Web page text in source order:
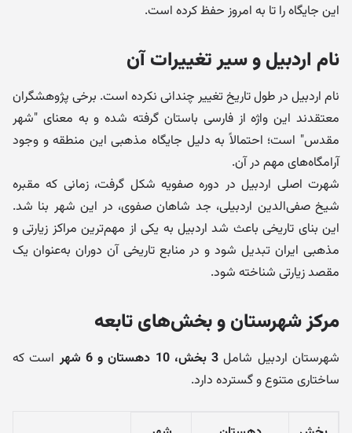
این جایگاه را تا به امروز حفظ کرده است.
نام اردبیل و سیر تغییرات آن
نام اردبیل در طول تاریخ تغییر چندانی نکرده است. برخی پژوهشگران
معتقدند این واژه از فارسی باستان گرفته شده و به معنای "شهر
مقدس" است؛ احتمالاً به دلیل جایگاه مذهبی این منطقه و وجود
آرامگاه‌های مهم در آن.
شهرت اصلی اردبیل در دوره صفویه شکل گرفت، زمانی که مقبره
شیخ صفی‌الدین اردبیلی، جد شاهان صفوی، در این شهر بنا شد.
این بنای تاریخی باعث شد اردبیل به یکی از مهم‌ترین مراکز زیارتی و
مذهبی ایران تبدیل شود و در منابع تاریخی آن دوران به‌عنوان یک
مقصد زیارتی شناخته شود.
مرکز شهرستان و بخش‌های تابعه
شهرستان اردبیل شامل 3 بخش، 10 دهستان و 6 شهر
است که
ساختاری متنوع و گسترده دارد.